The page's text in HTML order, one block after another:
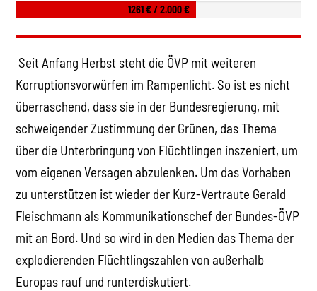
1261 € / 2.000 €
Seit Anfang Herbst steht die ÖVP mit weiteren
Korruptionsvorwürfen im Rampenlicht. So ist es nicht
überraschend, dass sie in der Bundesregierung, mit
schweigender Zustimmung der Grünen, das Thema
über die Unterbringung von Flüchtlingen inszeniert, um
vom eigenen Versagen abzulenken. Um das Vorhaben
zu unterstützen ist wieder der Kurz-Vertraute Gerald
Fleischmann als Kommunikationschef der Bundes-ÖVP
mit an Bord. Und so wird in den Medien das Thema der
explodierenden Flüchtlingszahlen von außerhalb
Europas rauf und runterdiskutiert.